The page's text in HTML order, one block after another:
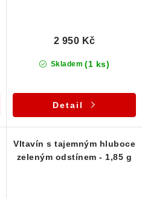
Skladem (1 ks)
2 950 Kč
Detail
Vltavín s tajemným hluboce
zeleným odstínem - 1,85 g